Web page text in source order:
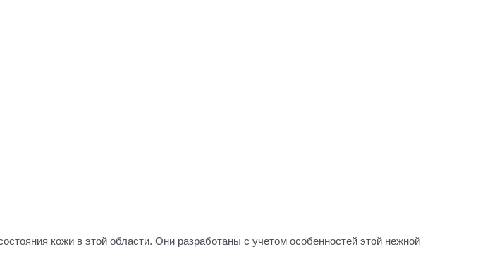
кожи в этой области. Они разработаны с учетом особенностей этой нежной